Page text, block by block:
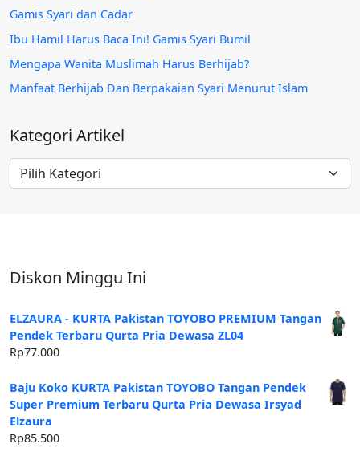
Gamis Syari dan Cadar
Ibu Hamil Harus Baca Ini! Gamis Syari Bumil
Mengapa Wanita Muslimah Harus Berhijab?
Manfaat Berhijab Dan Berpakaian Syari Menurut Islam
Kategori Artikel
Kategori
Artikel
Diskon Minggu Ini
ELZAURA - KURTA Pakistan TOYOBO PREMIUM Tangan
Pendek Terbaru Qurta Pria Dewasa ZL04
Rp77.000
Baju Koko KURTA Pakistan TOYOBO Tangan Pendek
Super Premium Terbaru Qurta Pria Dewasa Irsyad
Elzaura
Rp85.500